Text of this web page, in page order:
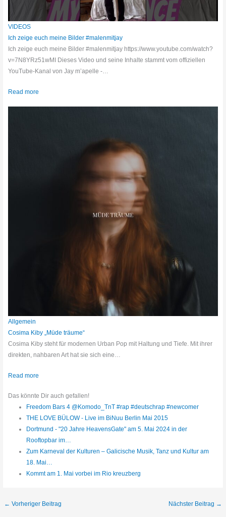
VIDEOS
Ich zeige euch meine Bilder #malenmitjay
Ich zeige euch meine Bilder #malenmitjay https://www.youtube.com/watch?
v=7N8YRz51wMI Dieses Video und seine Inhalte stammt vom offiziellen
YouTube-Kanal von Jay m’apelle -…
Read more
Allgemein
Cosima Kiby „Müde träume“
Cosima Kiby steht für modernen Urban Pop mit Haltung und Tiefe. Mit ihrer
direkten, nahbaren Art hat sie sich eine…
Read more
Das könnte Dir auch gefallen!
Freedom Bars 4 @Komodo_TnT #rap #deutschrap #newcomer
THE LOVE BÜLOW - Live im BiNuu Berlin Mai 2015
Dortmund - "20 Jahre HeavensGate" am 5. Mai 2024 in der
Rooftopbar im…
Zum Karneval der Kulturen – Galicische Musik, Tanz und Kultur am
18. Mai…
Kommt am 1. Mai vorbei im Rio kreuzberg
← Vorheriger Beitrag Nächster Beitrag →